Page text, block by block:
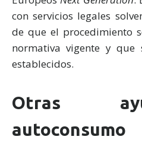
con servicios legales
de que el procedimiento
normativa vigente y que
establecidos.
Otras